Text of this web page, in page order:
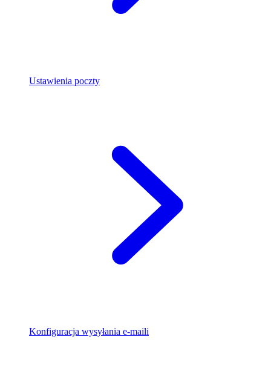
Ustawienia poczty
Konfiguracja wysyłania e-maili